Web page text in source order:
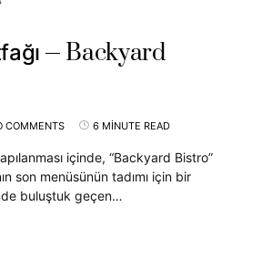
Backyard
COMMENTS 6 MINUTE READ
içinde, “Backyard Bistro”
son menüsünün tadımı için bir
buluştuk geçen…